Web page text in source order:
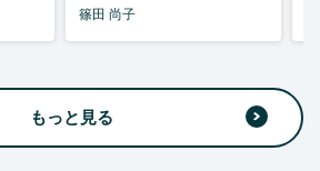
篠田 尚子
もっと見る